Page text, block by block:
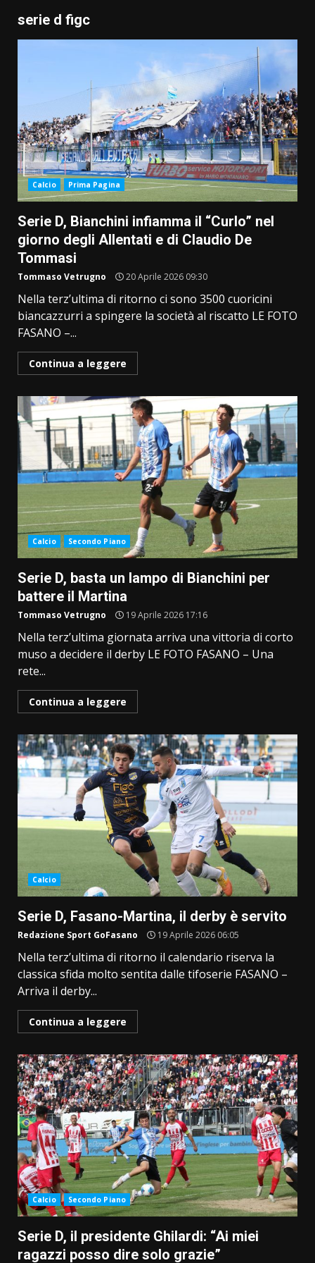
serie d figc
Calcio Prima Pagina
Serie D, Bianchini infiamma il “Curlo” nel
giorno degli Allentati e di Claudio De
Tommasi
Tommaso Vetrugno 20 Aprile 2026 09:30
Nella terz’ultima di ritorno ci sono 3500 cuoricini
biancazzurri a spingere la società al riscatto LE FOTO
FASANO –...
Continua a leggere
Calcio Secondo Piano
Serie D, basta un lampo di Bianchini per
battere il Martina
Tommaso Vetrugno 19 Aprile 2026 17:16
Nella terz’ultima giornata arriva una vittoria di corto
muso a decidere il derby LE FOTO FASANO – Una
rete...
Continua a leggere
Calcio
Serie D, Fasano-Martina, il derby è servito
Redazione Sport GoFasano 19 Aprile 2026 06:05
Nella terz’ultima di ritorno il calendario riserva la
classica sfida molto sentita dalle tifoserie FASANO –
Arriva il derby...
Continua a leggere
Calcio Secondo Piano
Serie D, il presidente Ghilardi: “Ai miei
ragazzi posso dire solo grazie”